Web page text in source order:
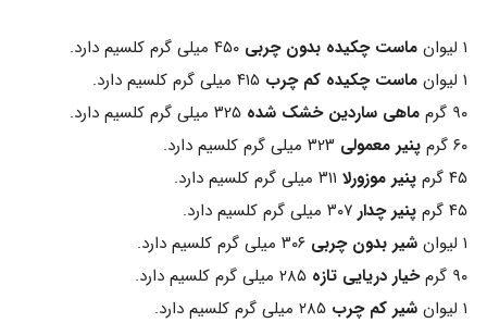
۱ لیوان ماست چکیده بدون چربی
۱ لیوان
ماست چکیده کم چرب
۹۰ گرم
ماهی ساردین خشک شده
۶۰ گرم
پنیر معمولی
۴۵ گرم
پنیر موزورلا۳۱۱ میلی گرم کلسیم دارد.
۴۵ گرم
پنیر چدار
۱ لیوان
شیر بدون چربی
۹۰ گرم
خیار دریایی تازه
۱ لیوان
شیر کم چرب